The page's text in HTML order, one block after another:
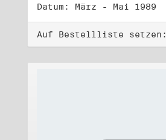
Datum: März - Mai 1989
Auf Bestellliste setzen: